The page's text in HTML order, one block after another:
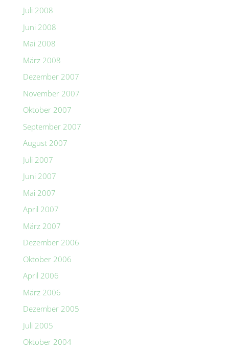
Juli 2008
Juni 2008
Mai 2008
März 2008
Dezember 2007
November 2007
Oktober 2007
September 2007
August 2007
Juli 2007
Juni 2007
Mai 2007
April 2007
März 2007
Dezember 2006
Oktober 2006
April 2006
März 2006
Dezember 2005
Juli 2005
Oktober 2004